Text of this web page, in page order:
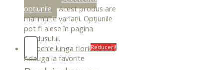
opțiunile
Acest produs are
mai multe variații. Opțiunile
pot fi alese în pagina
produsului.
Adauga la favorite
Reduceri!